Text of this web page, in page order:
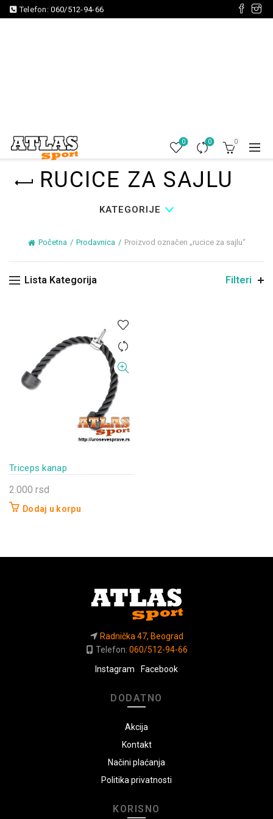
Telefon:060/512-94-66
0 0 0
RUCICE ZA SAJLU
KATEGORIJE
Početna Prodavnica Proizvod označen „rucice za sajlu“
Lista Kategorija Filteri
Triceps kanap
2.000 rsd
Dodaj u korpu
Radnička 47, Beograd
Telefon: 060/512-94-66
Instagram
Facebook
DODATNO
Akcija
Kontakt
Načini plaćanja
Politika privatnosti
KORISNO